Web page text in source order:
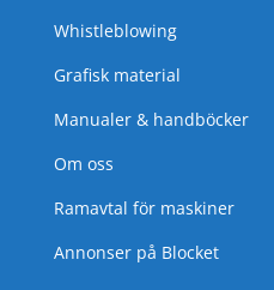
Whistleblowing
Grafisk material
Manualer & handböcker
Om oss
Ramavtal för maskiner
Annonser på Blocket